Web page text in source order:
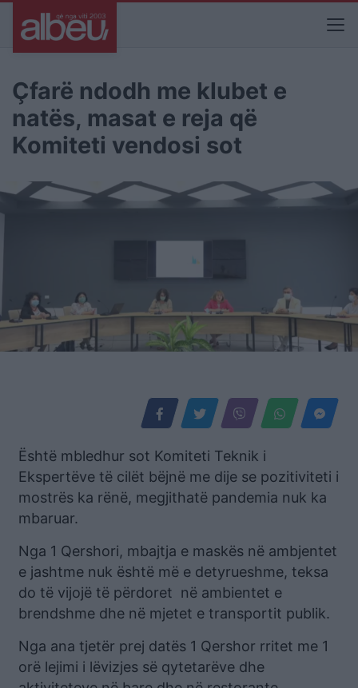
Çfarë ndodh me klubet e
natës, masat e reja që
Komiteti vendosi sot
Është mbledhur sot Komiteti Teknik i
Ekspertëve të cilët bëjnë me dije se pozitiviteti i
mostrës ka rënë, megjithatë pandemia nuk ka
mbaruar.
Nga 1 Qershori, mbajtja e maskës në ambjentet
e jashtme nuk është më e detyrueshme, teksa
do të vijojë të përdoret në ambientet e
brendshme dhe në mjetet e transportit publik.
Nga ana tjetër prej datës 1 Qershor rritet me 1
orë lejimi i lëvizjes së qytetarëve dhe